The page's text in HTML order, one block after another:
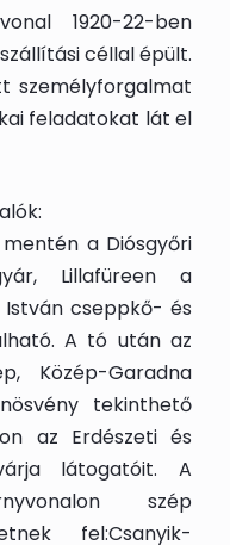
1920-22-ben
céllal épült.
személyforgalmat
feladatokat lát el
a Diósgyőri
Lillafüreen a
István cseppkő- és
A tó után az
Közép-Garadna
tekinthető
az Erdészeti és
látogatóit. A
szép
fel:Csanyik-